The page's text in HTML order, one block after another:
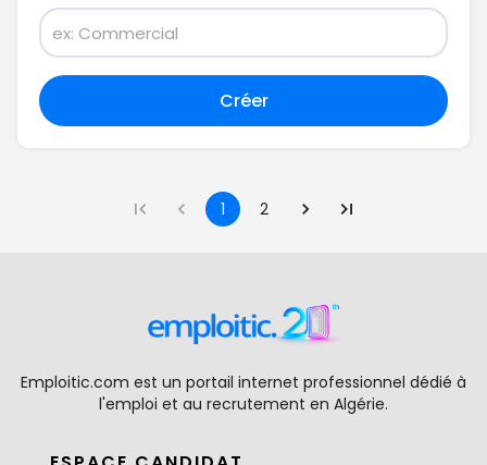
Créer
1 2
Emploitic.com est un portail internet professionnel dédié à
l'emploi et au recrutement en Algérie.